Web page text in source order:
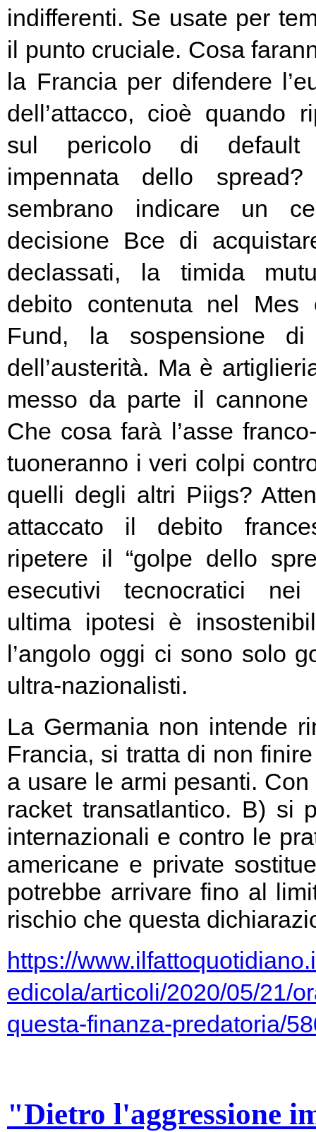
indifferenti. Se usate per
il punto cruciale. Cosa
la Francia per difendere
dell’attacco, cioè quando
sul pericolo di default
impennata dello
sembrano indicare un
decisione Bce di
declassati, la timida
debito contenuta nel Mes
Fund, la sospensione di
dell’austerità. Ma è
messo da parte il
Che cosa farà l’asse
tuoneranno i veri colpi
quelli degli altri Piigs?
attaccato il debito
ripetere il “golpe dello
esecutivi tecnocratici
ultima ipotesi è
l’angolo oggi ci sono solo
ultra-nazionalisti.
La Germania non intende
Francia, si tratta di non
a usare le armi pesanti.
racket transatlantico. B) si
internazionali e contro le
americane e private
potrebbe arrivare fino al
rischio che questa
https://
edicola/articoli/2020/05/21/
questa-finanza-predatoria/
"Dietro l'aggressione